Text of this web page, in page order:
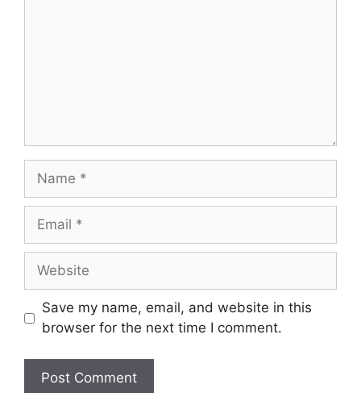
Name
Email
Website
Save my name, email, and website in this
browser for the next time I comment.